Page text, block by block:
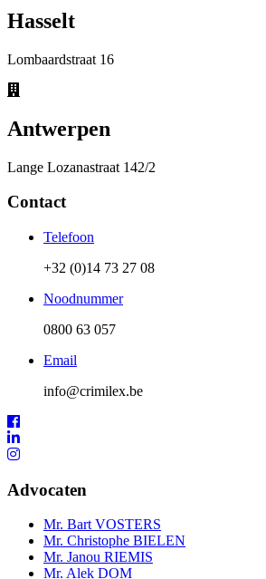
Hasselt
Lombaardstraat 16
Antwerpen
Lange Lozanastraat 142/2
Contact
Telefoon
+32 (0)14 73 27 08
Noodnummer
0800 63 057
Email
info@crimilex.be
Advocaten
Mr. Bart VOSTERS
Mr. Christophe BIELEN
Mr. Janou RIEMIS
Mr. Alek DOM